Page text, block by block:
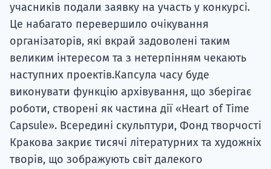
учасників подали заявку на участь у конкурсі.
Це набагато перевершило очікування
організаторів, які вкрай задоволені таким
великим інтересом та з нетерпінням чекають
наступних проектів.Капсула часу буде
виконувати функцію архівування, що зберігає
роботи, створені як частина дії «Heart of Time
Capsule». Всередині скульптури, Фонд творчості
Кракова закриє тисячі літературних та художніх
творів, що зображують світ далекого